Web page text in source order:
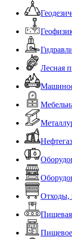
Лесная
Отходы,